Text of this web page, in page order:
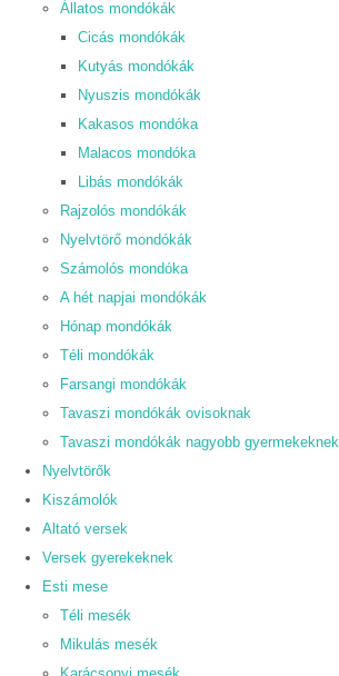
Állatos mondókák
Cicás mondókák
Kutyás mondókák
Nyuszis mondókák
Kakasos mondóka
Malacos mondóka
Libás mondókák
Rajzolós mondókák
Nyelvtörő mondókák
Számolós mondóka
A hét napjai mondókák
Hónap mondókák
Téli mondókák
Farsangi mondókák
Tavaszi mondókák ovisoknak
Tavaszi mondókák nagyobb gyermekeknek
Nyelvtörők
Kiszámolók
Altató versek
Versek gyerekeknek
Esti mese
Téli mesék
Mikulás mesék